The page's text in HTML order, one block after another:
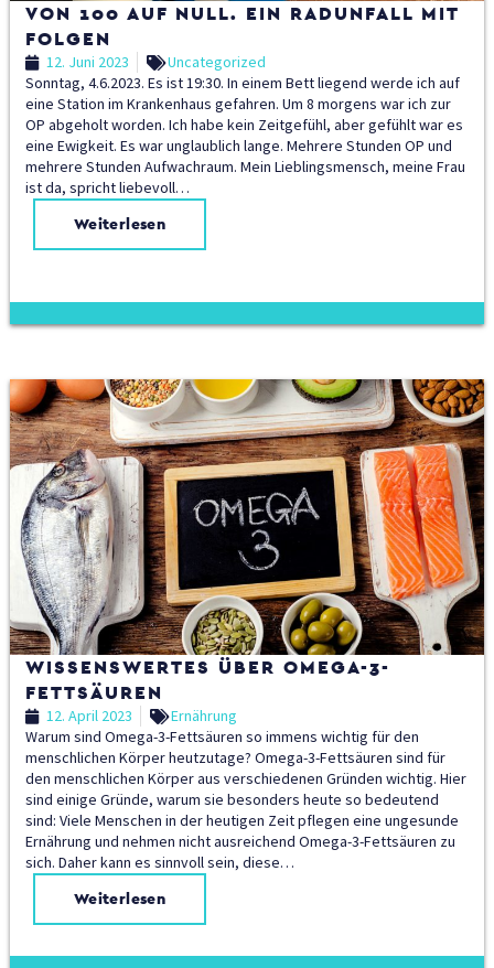
VON 100 AUF NULL. EIN RADUNFALL MIT
FOLGEN
12. Juni 2023
Uncategorized
Sonntag, 4.6.2023. Es ist 19:30. In einem Bett liegend werde ich auf
eine Station im Krankenhaus gefahren. Um 8 morgens war ich zur
OP abgeholt worden. Ich habe kein Zeitgefühl, aber gefühlt war es
eine Ewigkeit. Es war unglaublich lange. Mehrere Stunden OP und
mehrere Stunden Aufwachraum. Mein Lieblingsmensch, meine Frau
ist da, spricht liebevoll…
Weiterlesen
WISSENSWERTES ÜBER OMEGA-3-
FETTSÄUREN
12. April 2023
Ernährung
Warum sind Omega-3-Fettsäuren so immens wichtig für den
menschlichen Körper heutzutage? Omega-3-Fettsäuren sind für
den menschlichen Körper aus verschiedenen Gründen wichtig. Hier
sind einige Gründe, warum sie besonders heute so bedeutend
sind: Viele Menschen in der heutigen Zeit pflegen eine ungesunde
Ernährung und nehmen nicht ausreichend Omega-3-Fettsäuren zu
sich. Daher kann es sinnvoll sein, diese…
Weiterlesen